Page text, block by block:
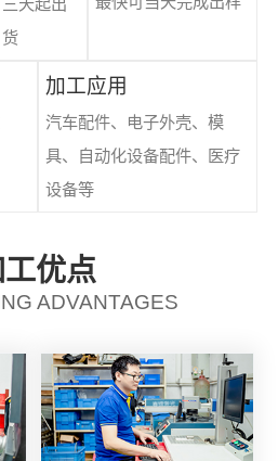
三天起出
货
加工应用
汽车配件、电子外壳、模
具、自动化设备配件、医疗
设备等
优点
ADVANTAGES